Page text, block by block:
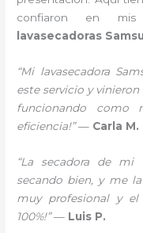
confiaron en
lavasecadoras
“Mi lavasecadora
este servicio y
funcionando como
eficiencia!”— Carla M.
“La secadora de mi
secando bien, y me
muy profesional y el
100%!”— Luis P.